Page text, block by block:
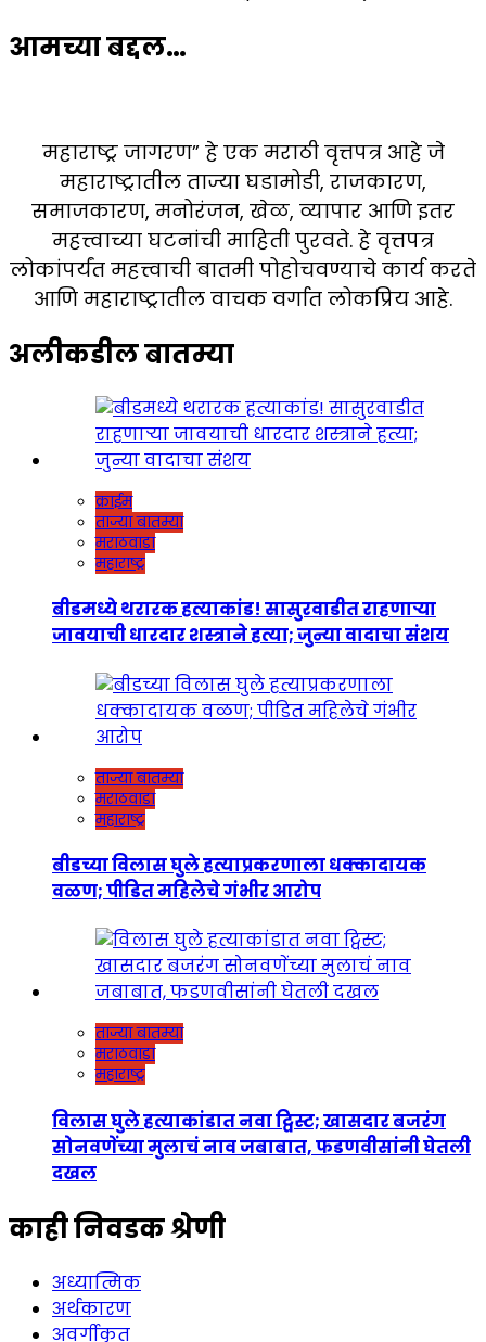
आमच्या बद्दल…
महाराष्ट्र जागरण” हे एक मराठी वृत्तपत्र आहे जे
महाराष्ट्रातील ताज्या घडामोडी, राजकारण,
समाजकारण, मनोरंजन, खेळ, व्यापार आणि इतर
महत्त्वाच्या घटनांची माहिती पुरवते. हे वृत्तपत्र
लोकांपर्यंत महत्त्वाची बातमी पोहोचवण्याचे कार्य करते
आणि महाराष्ट्रातील वाचक वर्गात लोकप्रिय आहे.
अलीकडील बातम्या
क्राईम
ताज्या बातम्या
मराठवाडा
महाराष्ट्र
बीडमध्ये थरारक हत्याकांड! सासुरवाडीत राहणाऱ्या
जावयाची धारदार शस्त्राने हत्या; जुन्या वादाचा संशय
ताज्या बातम्या
मराठवाडा
महाराष्ट्र
बीडच्या विलास घुले हत्याप्रकरणाला धक्कादायक
वळण; पीडित महिलेचे गंभीर आरोप
ताज्या बातम्या
मराठवाडा
महाराष्ट्र
विलास घुले हत्याकांडात नवा ट्विस्ट; खासदार बजरंग
सोनवणेंच्या मुलाचं नाव जबाबात, फडणवीसांनी घेतली
दखल
काही निवडक श्रेणी
अध्यात्मिक
अर्थकारण
अवर्गीकृत